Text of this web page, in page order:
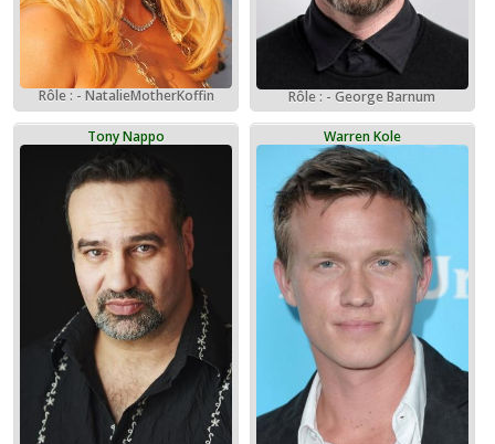
Rôle : - NatalieMotherKoffin Rôle : - George Barnum
Tony Nappo Warren Kole